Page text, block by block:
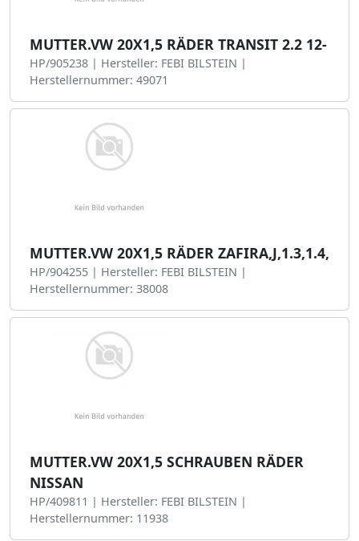
MUTTER.VW 20X1,5 RÄDER TRANSIT 2.2 12-
HP/905238 | Hersteller: FEBI BILSTEIN |
Herstellernummer: 49071
MUTTER.VW 20X1,5 RÄDER ZAFIRA,J,1.3,1.4,
HP/904255 | Hersteller: FEBI BILSTEIN |
Herstellernummer: 38008
MUTTER.VW 20X1,5 SCHRAUBEN RÄDER
NISSAN
HP/409811 | Hersteller: FEBI BILSTEIN |
Herstellernummer: 11938